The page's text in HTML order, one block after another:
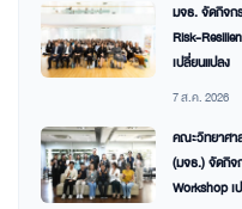
มจธ. จัดกิจก
Risk-
เปลี่ยนแปลง
7 ส.ค. 2026
คณะวิทยาศา
(มจธ.) จัดกิจ
Workshop เ